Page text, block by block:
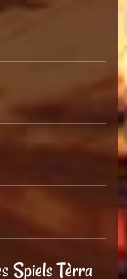
Spiels Tèrra